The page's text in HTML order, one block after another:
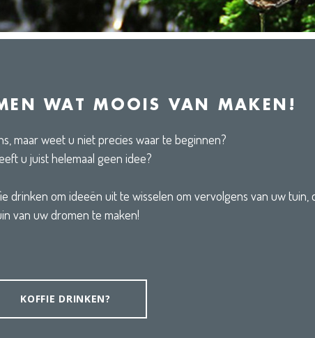
WAT MOOIS VAN MAKEN!
maar weet u niet precies waar te beginnen?
u juist helemaal geen idee?
drinken om ideeën uit te wisselen om vervolgens van uw tuin,
van uw dromen te maken!
KOFFIE DRINKEN?